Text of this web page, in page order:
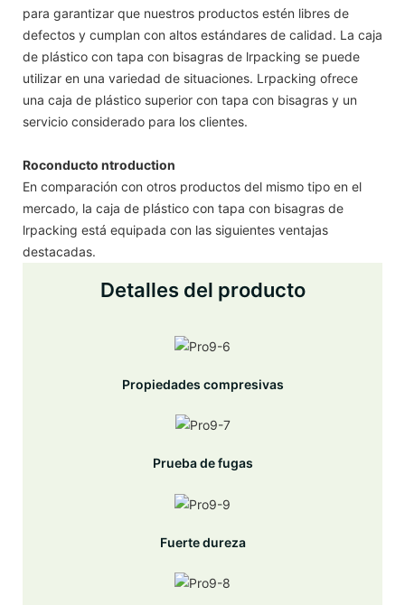
para garantizar que nuestros productos estén libres de
defectos y cumplan con altos estándares de calidad. La caja
de plástico con tapa con bisagras de lrpacking se puede
utilizar en una variedad de situaciones. Lrpacking ofrece
una caja de plástico superior con tapa con bisagras y un
servicio considerado para los clientes.
Roconducto ntroduction
En comparación con otros productos del mismo tipo en el
mercado, la caja de plástico con tapa con bisagras de
lrpacking está equipada con las siguientes ventajas
destacadas.
Detalles del producto
Propiedades compresivas
Prueba de fugas
Fuerte dureza